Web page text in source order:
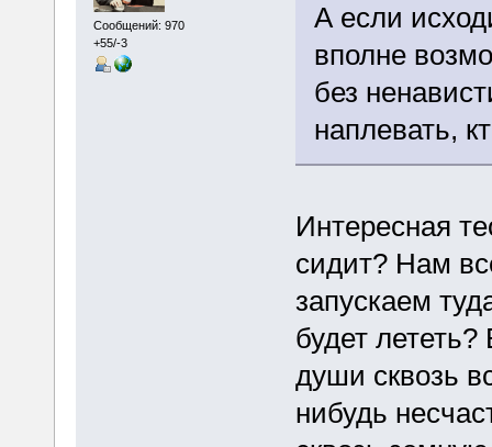
Сообщений: 970
+55/-3
А если
вполне
без
наплевать,
Интересная
сидит? Нам
запускаем
будет
души сквозь
нибудь